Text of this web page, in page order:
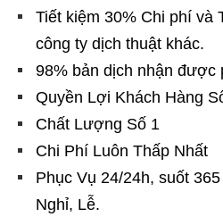
Tiết kiệm 30% Chi phí và
công ty dịch thuật khác.
98% bản dịch nhận được
Quyền Lợi Khách Hàng
Chất Lượng Số 1
Chi Phí Luôn Thấp Nhất
Phục Vụ 24/24h, suốt
Nghỉ, Lễ.